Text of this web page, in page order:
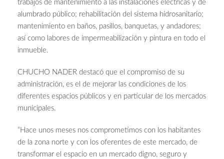
trabajos de mantenimiento a las instalaciones eléctricas y de
alumbrado público; rehabilitación del sistema hidrosanitario;
mantenimiento en baños, pasillos, banquetas, y andadores;
así como labores de impermeabilización y pintura en todo el
inmueble.
CHUCHO NADER destacó que el compromiso de su
administración, es el de mejorar las condiciones de los
diferentes espacios públicos y en particular de los mercados
municipales.
“Hace unos meses nos comprometimos con los habitantes
de la zona norte y con los oferentes de este mercado, de
transformar el espacio en un mercado digno, seguro y